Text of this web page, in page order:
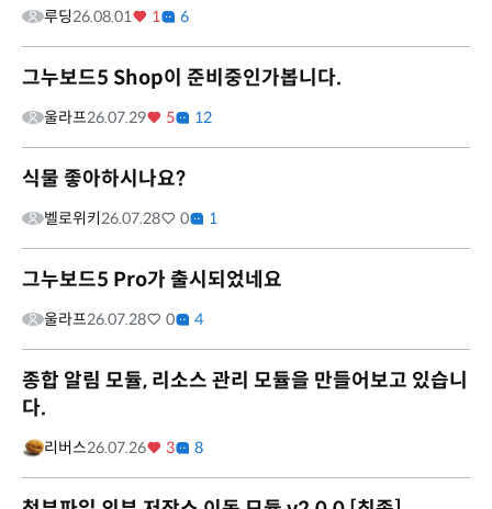
루딩26.08.01 1 6
그누보드5 Shop이 준비중인가봅니다.
울라프26.07.29 5 12
식물 좋아하시나요?
벨로위키26.07.28 0 1
그누보드5 Pro가 출시되었네요
울라프26.07.28 0 4
종합 알림 모듈, 리소스 관리 모듈을 만들어보고 있습니
다.
리버스26.07.26 3 8